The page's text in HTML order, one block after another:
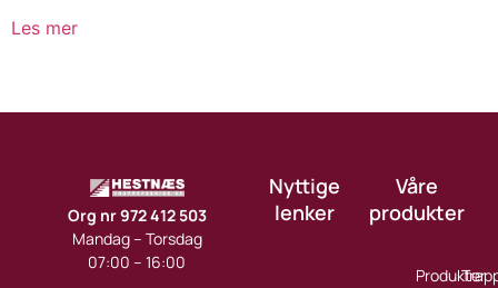
Les mer
Org nr 972 412 503
Mandag – Torsdag
07:00 – 16:00
Nyttige
lenker
Produkter
Våre
produkter